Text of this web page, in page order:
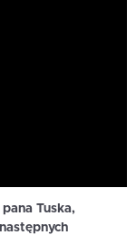
Tuska,